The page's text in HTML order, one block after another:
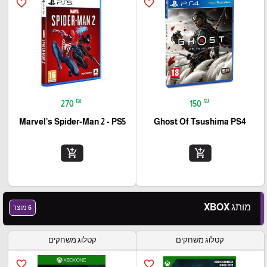
favorite_border
150 ₪
Ghost Of Tsushima PS4
add_shopping_cart
favorite_border
270 ₪
Marvel’s Spider-Man 2 - PS5
add_shopping_cart
מותג XBOX 6 מוצר
קטלוג משחקים
favorite_border
קטלוג משחקים
favorite_border